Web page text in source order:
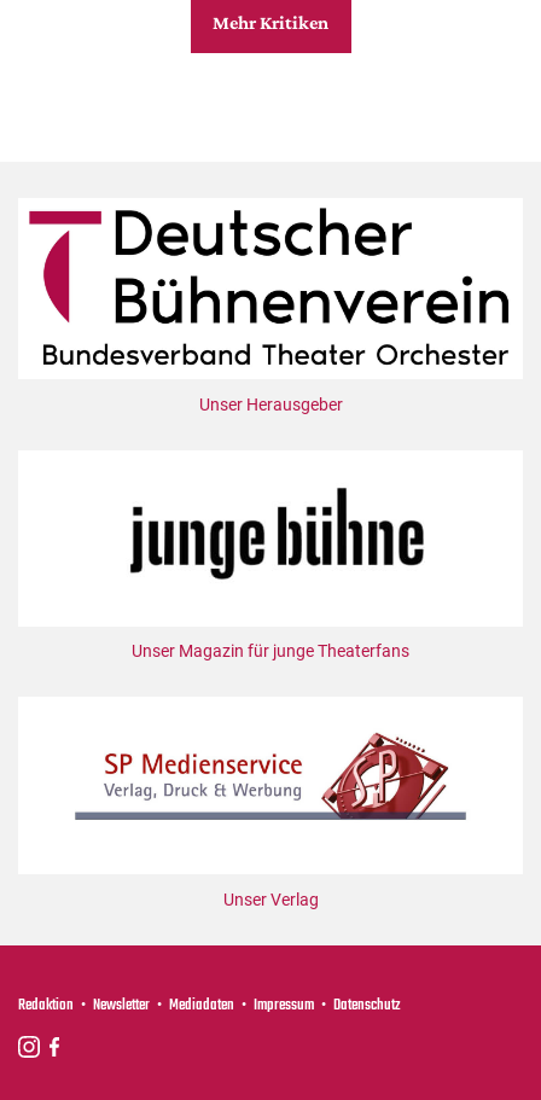
Mehr Kritiken
Unser Herausgeber
Unser Magazin für junge Theaterfans
Unser Verlag
Redaktion Newsletter Mediadaten Impressum Datenschutz